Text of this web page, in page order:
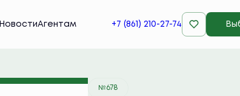
НовостиАгентам +7 (861) 210-27-74
№678